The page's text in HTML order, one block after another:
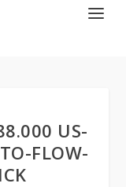
US-
FLOW-